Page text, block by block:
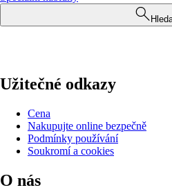
Užitečné odkazy
Cena
Nakupujte online bezpečně
Podmínky používání
Soukromí a cookies
O nás